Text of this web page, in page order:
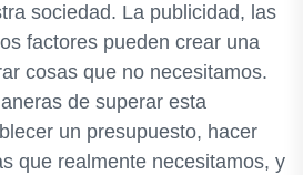
sociedad. La publicidad, las
factores pueden crear una
cosas que no necesitamos.
de superar esta
un presupuesto, hacer
que realmente necesitamos, y